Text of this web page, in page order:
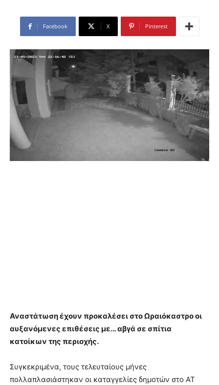
Facebook X Pinterest
Αναστάτωση έχουν προκαλέσει στο Ωραιόκαστρο οι
αυξανόμενες επιθέσεις με… αβγά σε σπίτια
κατοίκων της περιοχής.
Συγκεκριμένα, τους τελευταίους μήνες
πολλαπλασιάστηκαν οι καταγγελίες δημοτών στο ΑΤ